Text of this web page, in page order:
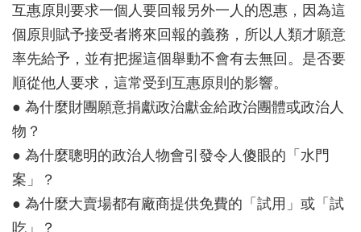
互惠原則要求一個人要回報另外一人的恩惠，因為這
個原則賦予接受者將來回報的義務，所以人類才願意
率先給予，並有把握這個舉動不會有去無回。是否要
順從他人要求，這常受到互惠原則的影響。
● 為什麼財團願意捐獻政治獻金給政治團體或政治人
物？
● 為什麼聰明的政治人物會引發令人傻眼的「水門
案」？
● 為什麼大賣場都有廠商提供免費的「試用」或「試
吃」？